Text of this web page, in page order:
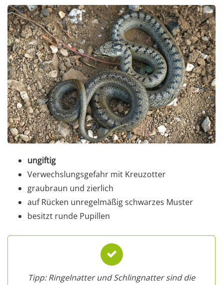
ungiftig
Verwechslungsgefahr mit Kreuzotter
graubraun und zierlich
auf Rücken unregelmäßig schwarzes Muster
besitzt runde Pupillen
Tipp: Ringelnatter und Schlingnatter sind die